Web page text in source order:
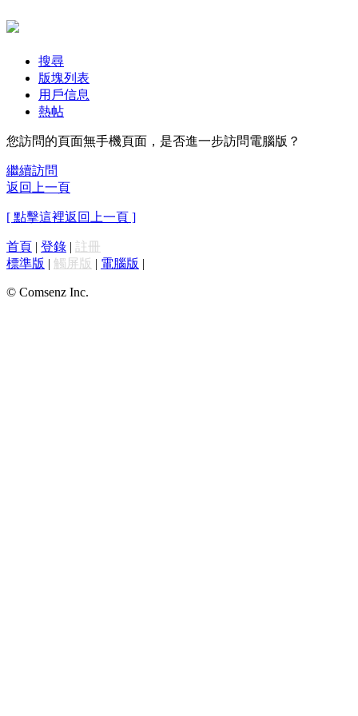
搜尋
版塊列表
用戶信息
熱帖
您訪問的頁面無手機頁面，是否進一步訪問電腦版？
繼續訪問
返回上一頁
[ 點擊這裡返回上一頁 ]
首頁 | 登錄 | 註冊
標準版 | 觸屏版 | 電腦版 |
© Comsenz Inc.